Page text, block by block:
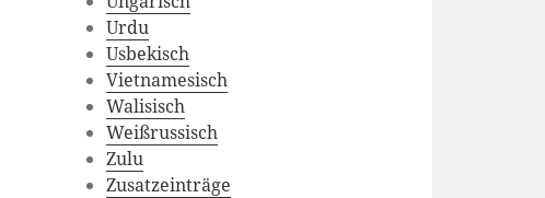
Urdu
Usbekisch
Vietnamesisch
Walisisch
Weißrussisch
Zulu
Zusatzeinträge